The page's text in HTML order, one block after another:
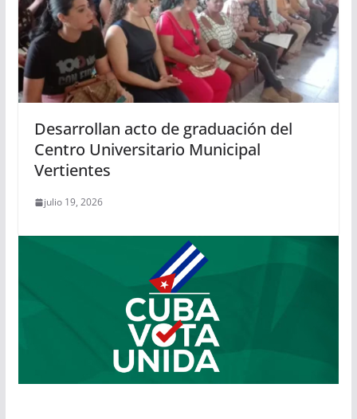
Desarrollan acto de graduación del
Centro Universitario Municipal
Vertientes
julio 19, 2026